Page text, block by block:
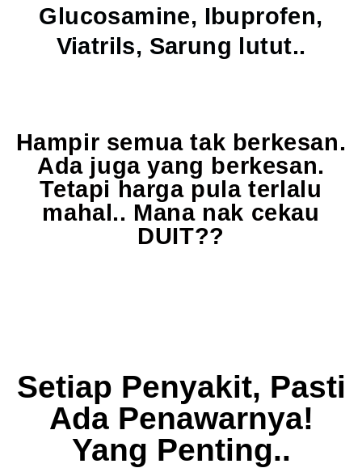
Glucosamine, Ibuprofen,
Viatrils, Sarung lutut..
Hampir semua tak berkesan.
Ada juga yang berkesan.
Tetapi harga pula terlalu
mahal.. Mana nak cekau
DUIT??
Setiap Penyakit, Pasti
Ada Penawarnya!
Yang Penting..